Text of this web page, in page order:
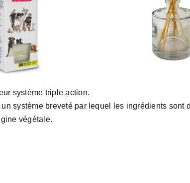
système triple action.
système breveté par lequel les ingrédients sont
végétale.